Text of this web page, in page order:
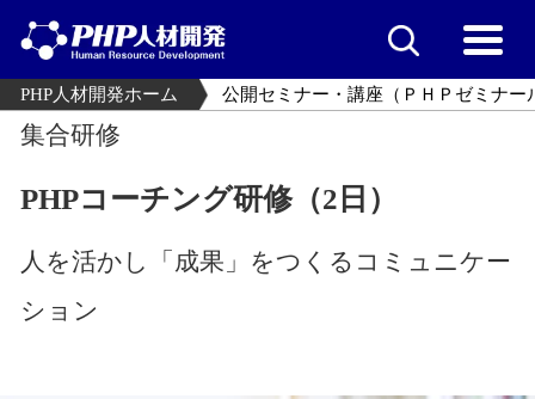
PHP人材開発ホーム 公開セミナー・講座（ＰＨＰゼミナー
集合研修
PHPコーチング研修（2日）
人を活かし「成果」をつくるコミュニケー
ション